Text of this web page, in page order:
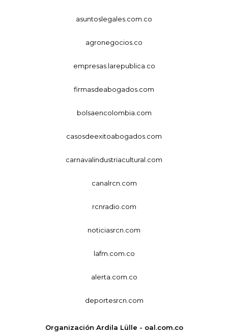
asuntoslegales.com.co
agronegocios.co
empresas.larepublica.co
firmasdeabogados.com
bolsaencolombia.com
casosdeexitoabogados.com
carnavalindustriacultural.com
canalrcn.com
rcnradio.com
noticiasrcn.com
lafm.com.co
alerta.com.co
deportesrcn.com
Organización Ardila Lülle - oal.com.co